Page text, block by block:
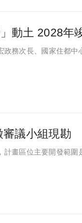
動土 2028年
政務次長、國家住都
議小組現勘
畫區位主要開發範